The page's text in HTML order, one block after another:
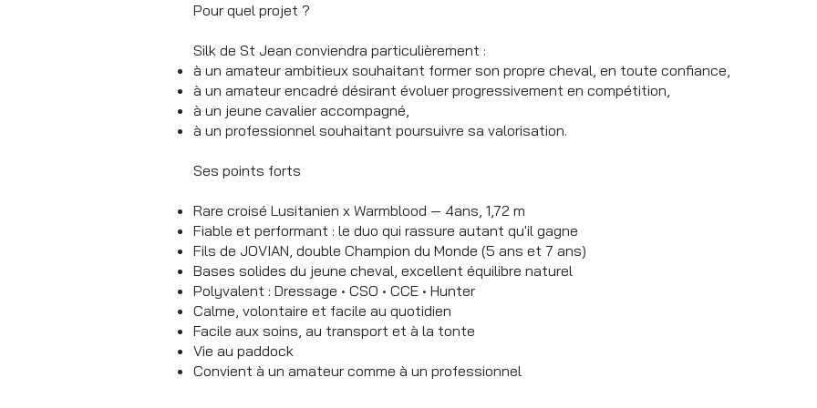
Pour quel projet ?
Silk de St Jean conviendra particulièrement :
à un amateur ambitieux souhaitant former son propre cheval, en toute confiance,
à un amateur encadré désirant évoluer progressivement en compétition,
à un jeune cavalier accompagné,
à un professionnel souhaitant poursuivre sa valorisation.
Ses points forts
Rare croisé Lusitanien x Warmblood — 4ans, 1,72 m
Fiable et performant : le duo qui rassure autant qu'il gagne
Fils de JOVIAN, double Champion du Monde (5 ans et 7 ans)
Bases solides du jeune cheval, excellent équilibre naturel
Polyvalent : Dressage • CSO • CCE • Hunter
Calme, volontaire et facile au quotidien
Facile aux soins, au transport et à la tonte
Vie au paddock
Convient à un amateur comme à un professionnel